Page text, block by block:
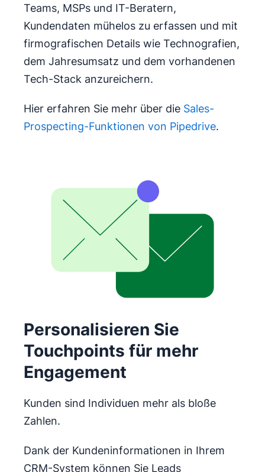
Teams, MSPs und IT-Beratern,
Kundendaten mühelos zu erfassen und mit
firmografischen Details wie Technografien,
dem Jahresumsatz und dem vorhandenen
Tech-Stack anzureichern.
Hier erfahren Sie mehr über die Sales-
Prospecting-Funktionen von Pipedrive.
Personalisieren Sie
Touchpoints für mehr
Engagement
Kunden sind Individuen mehr als bloße
Zahlen.
Dank der Kundeninformationen in Ihrem
CRM-System können Sie Leads